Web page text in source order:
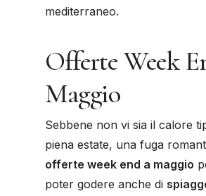
mediterraneo.
Offerte Week
Maggio
Sebbene non vi sia il calore
piena estate, una fuga
offerte week end a maggio
poter godere anche di